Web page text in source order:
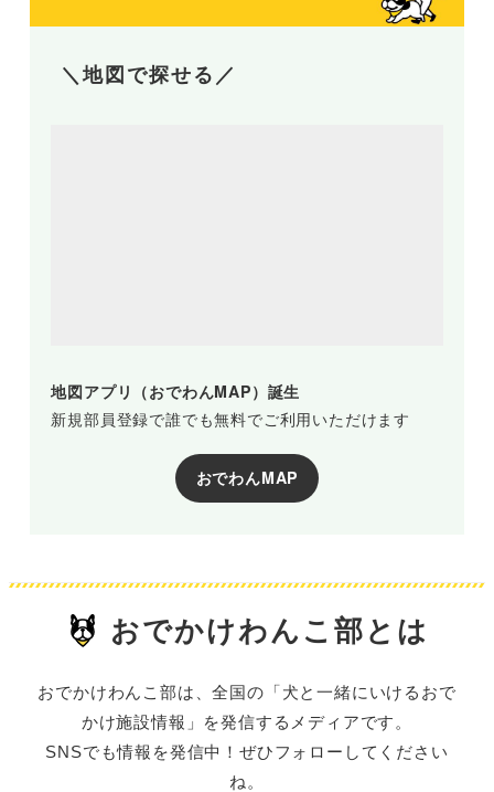
＼地図で探せる／
地図アプリ（おでわんMAP）誕生
新規部員登録で誰でも無料でご利用いただけます
おでわんMAP
おでかけわんこ部とは
おでかけわんこ部は、全国の「犬と一緒にいけるおで
かけ施設情報」を発信するメディアです。
SNSでも情報を発信中！ぜひフォローしてください
ね。